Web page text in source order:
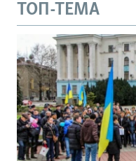
ТОП-ТЕМА